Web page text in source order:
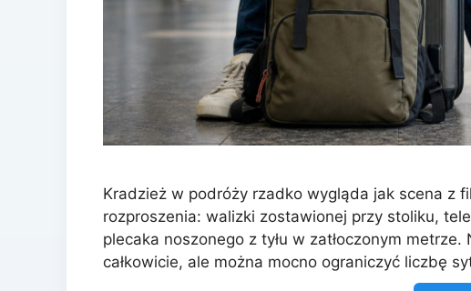
Kradzież w podróży rzadko wygląda jak scena z
rozproszenia: walizki zostawionej przy stoliku,
plecaka noszonego z tyłu w zatłoczonym
całkowicie, ale można mocno ograniczyć liczbę